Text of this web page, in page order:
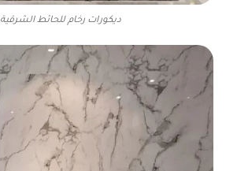
ديكورات رخام للحائط الشرقية